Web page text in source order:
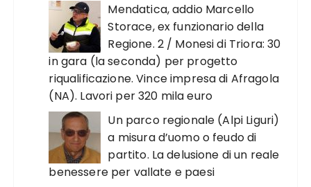
Mendatica, addio Marcello
Storace, ex funzionario della
Regione. 2 / Monesi di Triora: 30
in gara (la seconda) per progetto
riqualificazione. Vince impresa di Afragola
(NA). Lavori per 320 mila euro
Un parco regionale (Alpi Liguri)
a misura d’uomo o feudo di
partito. La delusione di un reale
benessere per vallate e paesi